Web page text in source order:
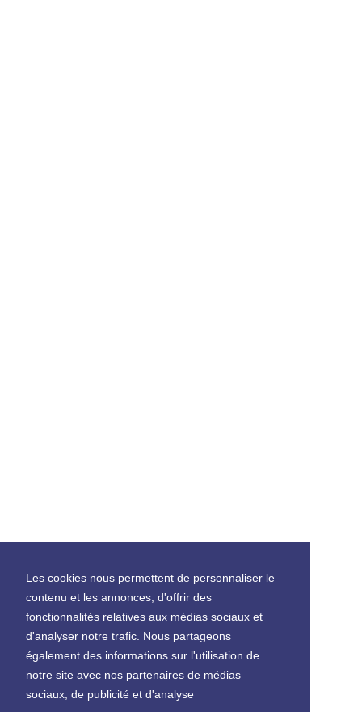
Les cookies nous permettent de personnaliser le
contenu et les annonces, d'offrir des
fonctionnalités relatives aux médias sociaux et
d'analyser notre trafic. Nous partageons
également des informations sur l'utilisation de
notre site avec nos partenaires de médias
sociaux, de publicité et d'analyse